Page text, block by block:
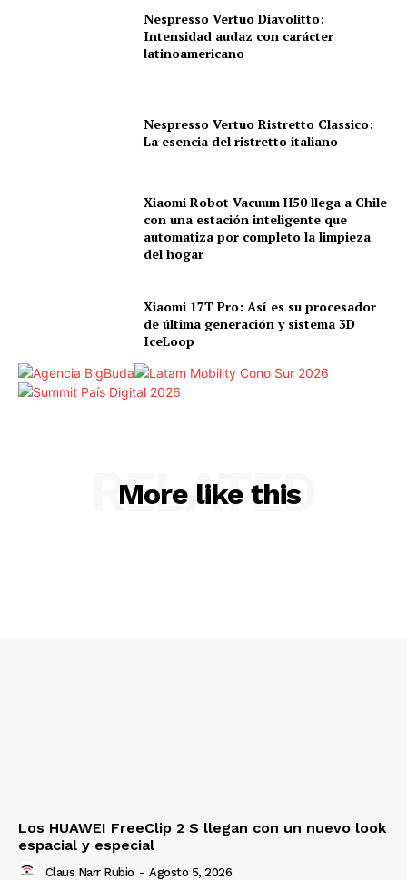
Nespresso Vertuo Diavolitto:
Intensidad audaz con carácter
latinoamericano
Nespresso Vertuo Ristretto Classico:
La esencia del ristretto italiano
Xiaomi Robot Vacuum H50 llega a Chile
con una estación inteligente que
automatiza por completo la limpieza
del hogar
Xiaomi 17T Pro: Así es su procesador
de última generación y sistema 3D
IceLoop
More like this
RELATED
Los HUAWEI FreeClip 2 S llegan con un nuevo look
espacial y especial
Claus Narr Rubio - Agosto 5, 2026